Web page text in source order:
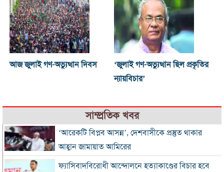
আজ জুলাই গণ-অভ্যুত্থান দিবস
‘জুলাই গণ-অভ্যুত্থান ছিল প্রকৃতির
ন্যায়বিচার’
সাম্প্রতিক খবর
‘আরেকটি বিপ্লব আসন্ন’, দেশবাসীকে প্রস্তুত থাকার
আহ্বান জামায়াত আমিরের
ফ্যাসিবাদবিরোধী আন্দোলনে হত্যাকাণ্ডের বিচার হবে